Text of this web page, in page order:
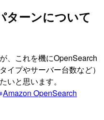
ターンについて
、これを機にOpenSearch
イプやサーバー台数など）
いと思います。
Amazon OpenSearch